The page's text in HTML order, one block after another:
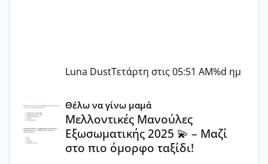
Luna DustΤετάρτη στις 05:51 AM%d ημ
Μελλοντικές Μανούλες Εξωσωματικής 2025 💫 – Μαζί
Θέλω να γίνω μαμά
Μελλοντικές Μανούλες
Εξωσωματικής 2025 💫 – Μαζί
στο πιο όμορφο ταξίδι!